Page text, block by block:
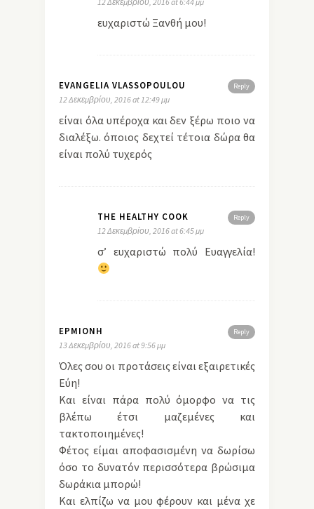
ευχαριστώ Ξανθή μου!
Reply
EVANGELIA VLASSOPOULOU
12 Δεκεμβρίου, 2016 at 12:49 μμ
είναι όλα υπέροχα και δεν ξέρω ποιο να
διαλέξω. όποιος δεχτεί τέτοια δώρα θα
είναι πολύ τυχερός
Reply
THE HEALTHY COOK
12 Δεκεμβρίου, 2016 at 6:45 μμ
σ’ ευχαριστώ πολύ Ευαγγελία!
Reply
ΕΡΜΙΌΝΗ
13 Δεκεμβρίου, 2016 at 9:56 μμ
Όλες σου οι προτάσεις είναι εξαιρετικές
Εύη!
Και είναι πάρα πολύ όμορφο να τις
βλέπω έτσι μαζεμένες και
τακτοποιημένες!
Φέτος είμαι αποφασισμένη να δωρίσω
όσο το δυνατόν περισσότερα βρώσιμα
δωράκια μπορώ!
Και ελπίζω να μου φέρουν και μένα χε